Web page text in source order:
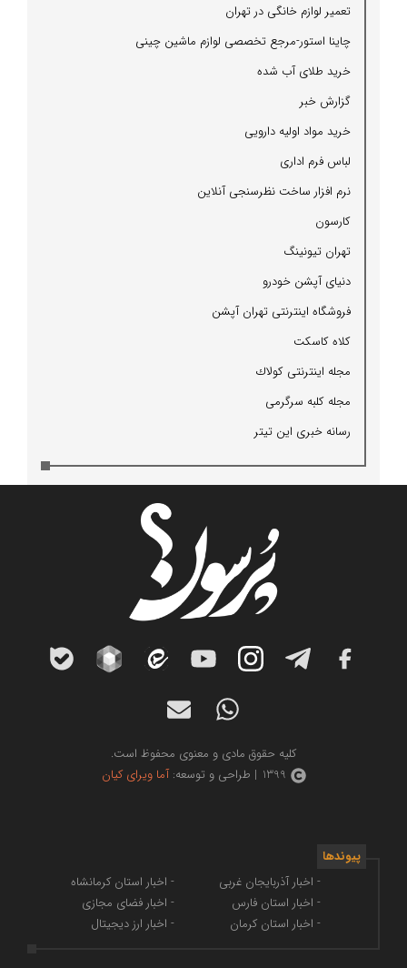
تعمیر لوازم خانگی در تهران
چاینا استور-مرجع تخصصی لوازم ماشین چینی
خرید طلای آب شده
گزارش خبر
خرید مواد اولیه دارویی
لباس فرم اداری
نرم افزار ساخت نظرسنجی آنلاین
كارسون
تهران تیونینگ
دنیای آپشن خودرو
فروشگاه اینترنتی تهران آپشن
كلاه كاسكت
مجله اینترنتی كولاك
مجله كلبه سرگرمی
رسانه خبری این تیتر
کلیه حقوق مادی و معنوی محفوظ است.
1399 | طراحی و توسعه:
آما ویرای کیان
پیوندها
- اخبار آذربایجان غربی
- اخبار استان فارس
- اخبار استان کرمان
- اخبار استان کرمانشاه
- اخبار فضای مجازی
- اخبار ارز دیجیتال